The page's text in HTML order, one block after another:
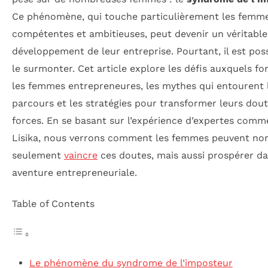
Ce phénomène, qui touche particulièrement les
compétentes et ambitieuses, peut devenir un
développement de leur entreprise. Pourtant, il est
le surmonter. Cet article explore les défis auxquels
les femmes entrepreneures, les mythes qui entourent
parcours et les stratégies pour transformer leurs
forces. En se basant sur l’expérience d’expertes
Lisika, nous verrons comment les femmes peuvent
seulement vaincre ces doutes, mais aussi prospérer
aventure entrepreneuriale.
Table of Contents
Le phénomène du syndrome de l’imposteur